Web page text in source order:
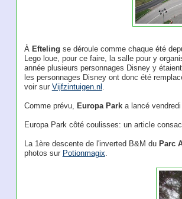
À Efteling se déroule comme chaque été
Lego loue, pour ce faire, la salle pour y
année plusieurs personnages Disney y
les personnages Disney ont donc été
voir sur Vijfzintuigen.nl .
Comme prévu, Europa Parka lancé
Europa Park côté coulisses: un article
La 1ère descente de l'inverted B&M du Parc
photos sur Potionmagix.